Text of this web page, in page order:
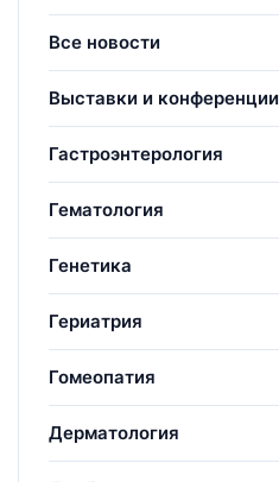
Все новости
Выставки и конференции
Гастроэнтерология
Гематология
Генетика
Гериатрия
Гомеопатия
Дерматология